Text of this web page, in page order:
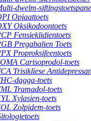
dwelm-
Opiaattoets
Oksikodoontoets
Fensieklidientoets
Pregabalien Toets
Proproksifeentoets
Carisoprodol-toets
Trisikliese
dagga-toets
Tramadol-toets
Xylasien-toets
Zolpidem-toets